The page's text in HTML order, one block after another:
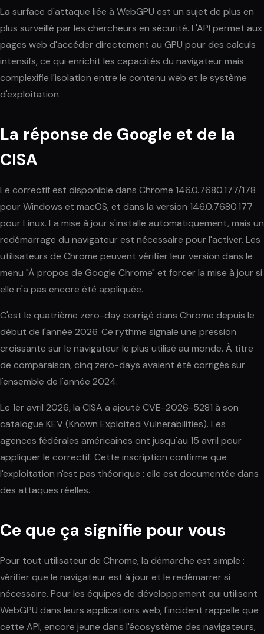
La surface d'attaque liée à WebGPU est un sujet de plus en
plus surveillé par les chercheurs en sécurité. L'API permet aux
pages web d'accéder directement au GPU pour des calculs
intensifs, ce qui enrichit les capacités du navigateur mais
complexifie l'isolation entre le contenu web et le système
d'exploitation.
La réponse de Google et de la
CISA
Le correctif est disponible dans Chrome 146.0.7680.177/178
pour Windows et macOS, et dans la version 146.0.7680.177
pour Linux. La mise à jour s'installe automatiquement, mais un
redémarrage du navigateur est nécessaire pour l'activer. Les
utilisateurs de Chrome peuvent vérifier leur version dans le
menu "À propos de Google Chrome" et forcer la mise à jour si
elle n'a pas encore été appliquée.
C'est le quatrième zero-day corrigé dans Chrome depuis le
début de l'année 2026. Ce rythme signale une pression
croissante sur le navigateur le plus utilisé au monde. À titre
de comparaison, cinq zero-days avaient été corrigés sur
l'ensemble de l'année 2024.
Le 1er avril 2026, la CISA a ajouté CVE-2026-5281 à son
catalogue KEV (Known Exploited Vulnerabilities). Les
agences fédérales américaines ont jusqu'au 15 avril pour
appliquer le correctif. Cette inscription confirme que
l'exploitation n'est pas théorique : elle est documentée dans
des attaques réelles.
Ce que ça signifie pour vous
Pour tout utilisateur de Chrome, la démarche est simple :
vérifier que le navigateur est à jour et le redémarrer si
nécessaire. Pour les équipes de développement qui utilisent
WebGPU dans leurs applications web, l'incident rappelle que
cette API, encore jeune dans l'écosystème des navigateurs,